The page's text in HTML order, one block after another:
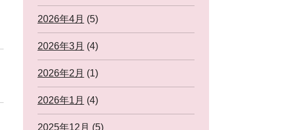
2026年4月 (5)
2026年3月 (4)
2026年2月 (1)
2026年1月 (4)
2025年12月 (5)